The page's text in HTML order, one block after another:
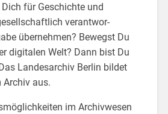
für Ge­schich­te und
ver­ant­wor­
über­neh­men? Be­wegst Du
di­gi­ta­len Welt? Dann bist Du
Lan­des­ar­chiv Ber­lin bil­det
Ar­chiv aus.
im Ar­chiv­we­sen